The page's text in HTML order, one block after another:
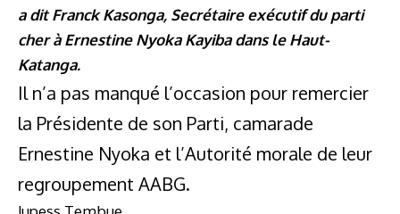
a dit Franck Kasonga, Secrétaire exécutif du parti
cher à Ernestine Nyoka Kayiba dans le Haut-
Katanga.
Il n’a pas manqué l’occasion pour remercier
la Présidente de son Parti, camarade
Ernestine Nyoka et l’Autorité morale de leur
regroupement AABG.